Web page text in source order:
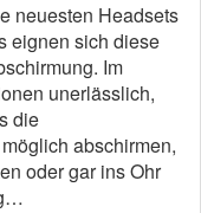
neuesten Headsets
eignen sich diese
Im
unerlässlich,
die
abschirmen,
oder gar ins Ohr